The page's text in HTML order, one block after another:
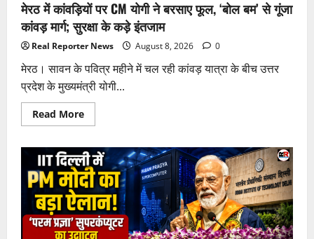
मेरठ में कांवड़ियों पर CM योगी ने बरसाए फूल, ‘बोल बम’ से गूंजा
कांवड़ मार्ग; सुरक्षा के कड़े इंतजाम
Real Reporter News August 8, 2026 0
मेरठ। सावन के पवित्र महीने में चल रही कांवड़ यात्रा के बीच उत्तर
प्रदेश के मुख्यमंत्री योगी...
Read MoreRead
more
में
कांवड़ियों
पर
CM
योगी
ने
बरसाए
फूल,
‘बोल